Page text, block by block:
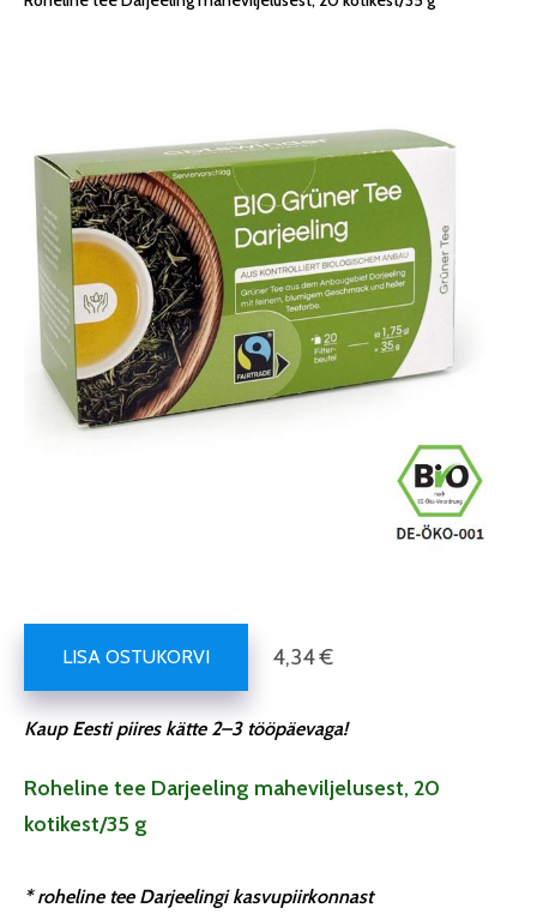
LISA OSTUKORVI 4,34 €
Kaup Eesti piires kätte 2–3 tööpäevaga!
Roheline tee Darjeeling maheviljelusest, 20
kotikest/35 g
* roheline tee Darjeelingi kasvupiirkonnast